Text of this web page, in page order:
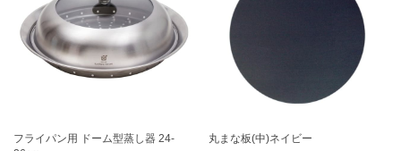
フライパン用 ドーム型蒸し器 24-
丸まな板(中)ネイビー